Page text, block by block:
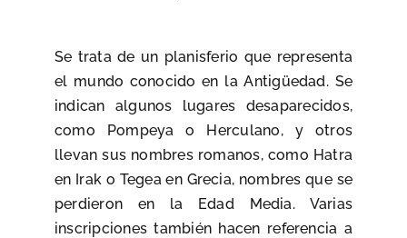
Se trata de un planisferio que representa
el mundo conocido en la Antigüedad. Se
indican algunos lugares desaparecidos,
como Pompeya o Herculano, y otros
llevan sus nombres romanos, como Hatra
en Irak o Tegea en Grecia, nombres que se
perdieron en la Edad Media. Varias
inscripciones también hacen referencia a